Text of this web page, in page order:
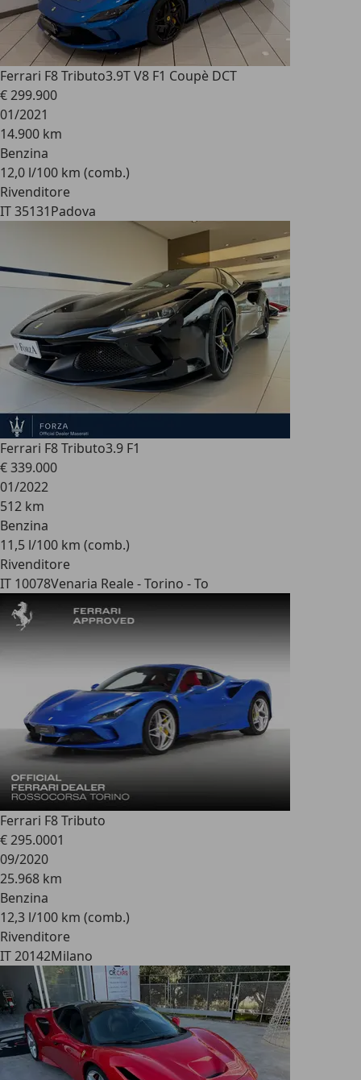
Ferrari F8 Tributo3.9T V8 F1 Coupè DCT
€ 299.900
01/2021
14.900 km
Benzina
12,0 l/100 km (comb.)
Rivenditore
IT 35131Padova
Ferrari F8 Tributo3.9 F1
€ 339.000
01/2022
512 km
Benzina
11,5 l/100 km (comb.)
Rivenditore
IT 10078Venaria Reale - Torino - To
Ferrari F8 Tributo
€ 295.0001
09/2020
25.968 km
Benzina
12,3 l/100 km (comb.)
Rivenditore
IT 20142Milano